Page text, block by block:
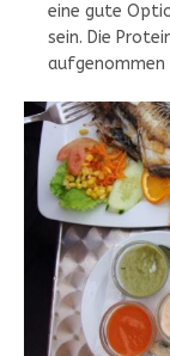
eine gute
sein. Die